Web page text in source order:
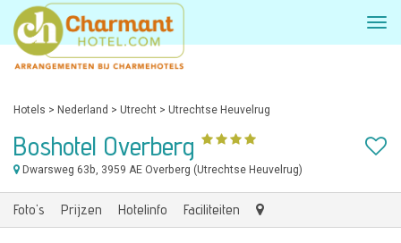
Hotels > Nederland > Utrecht > Utrechtse Heuvelrug
Boshotel Overberg
Dwarsweg 63b, 3959 AE Overberg (Utrechtse Heuvelrug)
Foto's Prijzen Hotelinfo Faciliteiten